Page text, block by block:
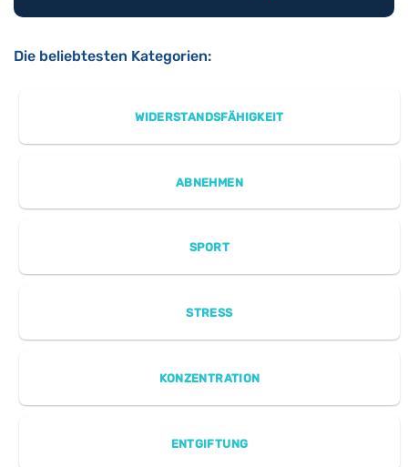
Die beliebtesten Kategorien:
WIDERSTANDSFÄHIGKEIT
ABNEHMEN
SPORT
STRESS
KONZENTRATION
ENTGIFTUNG